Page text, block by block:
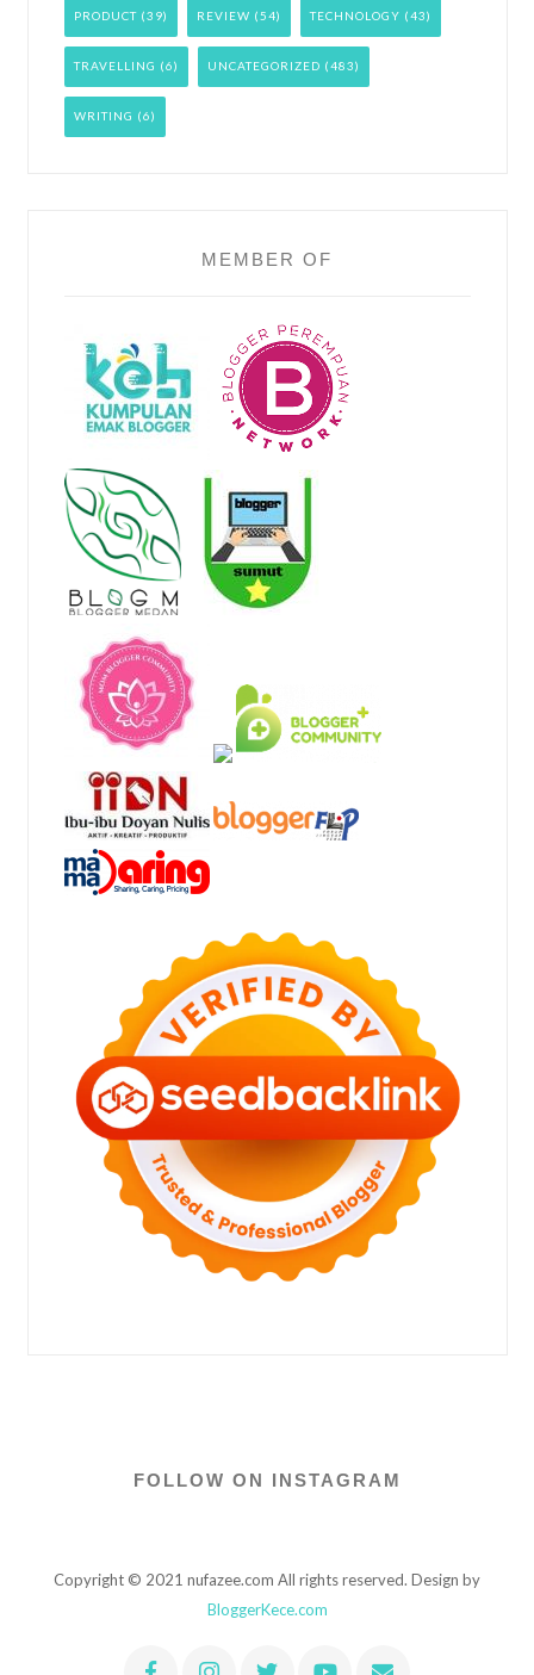
PRODUCT(39) REVIEW (54) TECHNOLOGY (43)
TRAVELLING (6) UNCATEGORIZED (483)
WRITING (6)
MEMBER OF
FOLLOW ON INSTAGRAM
Copyright © 2021 nufazee.com All rights reserved. Design by
BloggerKece.com